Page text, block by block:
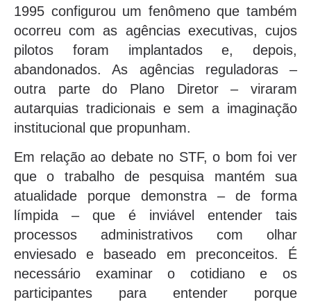
1995 configurou um fenômeno que também
ocorreu com as agências executivas, cujos
pilotos foram implantados e, depois,
abandonados. As agências reguladoras –
outra parte do Plano Diretor – viraram
autarquias tradicionais e sem a imaginação
institucional que propunham.
Em relação ao debate no STF, o bom foi ver
que o trabalho de pesquisa mantém sua
atualidade porque demonstra – de forma
límpida – que é inviável entender tais
processos administrativos com olhar
enviesado e baseado em preconceitos. É
necessário examinar o cotidiano e os
participantes para entender porque